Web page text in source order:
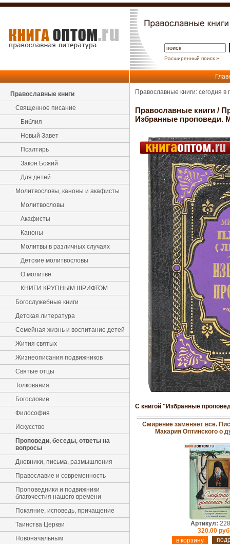
Расширенный поиск »
Православные книги
Священное писание
Библия
Новый Завет
Псалтирь
Закон Божий
Для детей
Молитвословы, каноны и акафисты
Молитвословы
Акафисты
Каноны
Молитвы в различных случаях
Детские молитвословы
О молитве
КНИГИ КРУПНЫМ ШРИФТОМ
Богослужебные книги
Детская литература
Семейная жизнь и воспитание детей
Жития святых
Жизнеописания подвижников
Святые отцы
Толкования
Богословие
Философия
Искусство
Проповеди, беседы, ответы на
вопросы
Дневники, письма, размышления
Православие и современность
Проповедники и подвижники
благочестия нашего времени
Покаяние, исповедь, причащение
Таинства Церкви
Новоначальным
Православные книги: сегодня
Православные книги /
Избранные проповеди.
С книгой "Избранные
Смирение заменяет все.
Макария Оптинского о
Артикул:
320.00